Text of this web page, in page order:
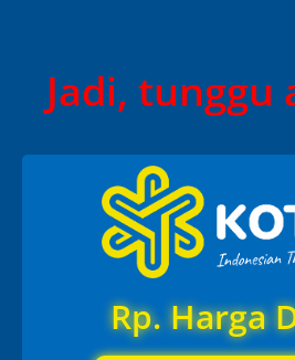
Jadi, tunggu
Rp. Harga